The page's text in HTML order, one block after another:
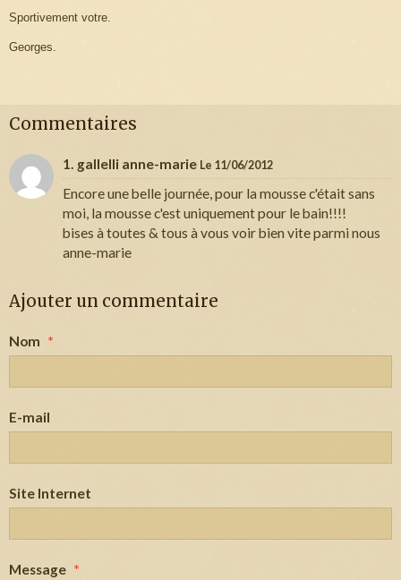
Sportivement votre.
Georges.
Commentaires
1. gallelli anne-marie Le 11/06/2012
Encore une belle journée, pour la mousse c'était sans
moi, la mousse c'est uniquement pour le bain!!!!
bises à toutes & tous à vous voir bien vite parmi nous
anne-marie
Ajouter un commentaire
Nom
E-mail
Site Internet
Message